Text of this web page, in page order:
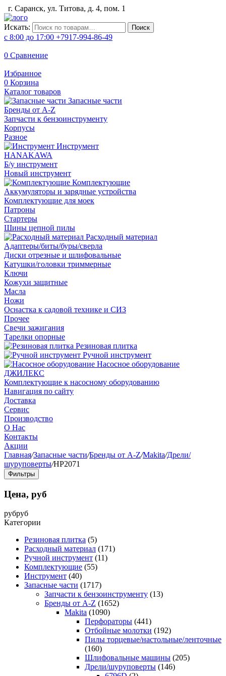
г. Саранск, ул. Титова, д. 4, пом. 1
Искать: Поиск
с 8:00 до 17:00 +7917-994-86-49
0 Сравнение
Избранное
0 Корзина
Каталог товаров
Запасные части
Бренды от A-Z
Запчасти к бензоинструменту
Корпусы
Разное
Инструмент
HANAKAWA
Б/у инструмент
Новый инструмент
Комплектующие
Аккумуляторы и зарядные устройства
Комплектующие для моек
Патроны
Стартеры
Шины цепной пилы
Расходный материал
Адаптеры/биты/буры/сверла
Диски отрезные и шлифовальные
Катушки/головки триммерные
Ключи
Кожухи защитные
Масла
Ножи
Оснастка к садовой технике и СИЗ
Прочее
Свечи зажигания
Тарелки опорные
Резиновая плитка
Ручной инструмент
Насосное оборудование
ДЖИЛЕКС
Комплектующие к насосному оборудованию
Навигация по сайту
Доставка
Сервис
Производство
О Нас
Контакты
Акции
Главная/Запасные части/Бренды от A-Z/Makita/Дрели/
шуруповерты/HP2071
Фильтры
Цена, руб
рубруб
Категории
Резиновая плитка (5)
Расходный материал (171)
Ручной инструмент (11)
Комплектующие (55)
Инструмент (40)
Запасные части (1717)
Запчасти к бензоинструменту (13)
Бренды от A-Z (1652)
Makita (1090)
Перфораторы (441)
Отбойные молотки (192)
Пилы торцевые/настольные/ленточные
(160)
Шлифовальные машины (205)
Дрели/шуруповерты (146)